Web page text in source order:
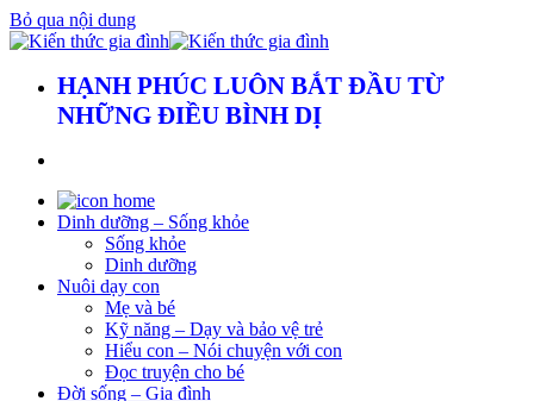
Bỏ qua nội dung
HẠNH PHÚC LUÔN BẮT ĐẦU TỪ
NHỮNG ĐIỀU BÌNH DỊ
Dinh dưỡng – Sống khỏe
Sống khỏe
Dinh dưỡng
Nuôi dạy con
Mẹ và bé
Kỹ năng – Dạy và bảo vệ trẻ
Hiểu con – Nói chuyện với con
Đọc truyện cho bé
Đời sống – Gia đình